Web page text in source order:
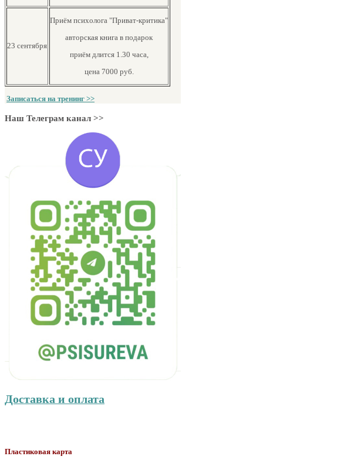
23 сентября
Приём психолога "Приват-критика"
авторская книга в подарок
приём длится 1.30 часа,
цена 7000 руб.
Записаться на тренинг >>
Наш Телеграм канал >>
Доставка и оплата
Пластиковая карта